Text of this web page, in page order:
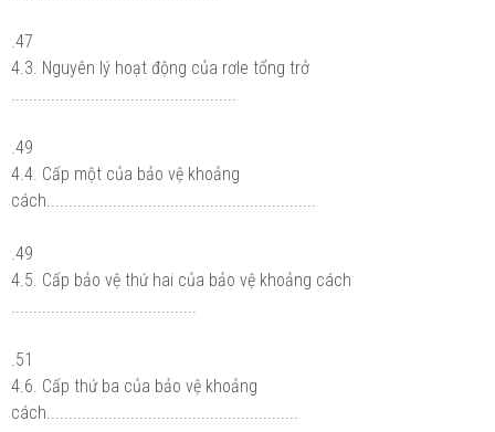
.47
4.3. Nguyên lý hoạt động của rơle tổng trở
.49
4.4. Cấp một của bảo vệ khoảng
cách.............................................................
.49
4.5. Cấp bảo vệ thứ hai của bảo vệ khoảng cách
.51
4.6. Cấp thứ ba của bảo vệ khoảng
cách.........................................................